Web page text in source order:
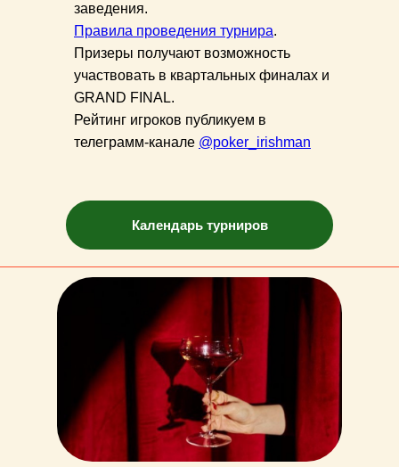
Календарь турниров
заведения.
Правила проведения турнира.
Призеры получают возможность
участвовать в квартальных финалах и
GRAND FINAL.
Рейтинг игроков публикуем в
телеграмм-канале @poker_irishman
Irishman
Ресторан в Москве
Кальян-бар в Москве